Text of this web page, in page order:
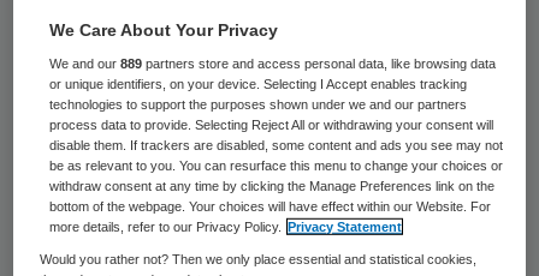
Het verzoek van curator Marie José Cools
om het bedrag niet uit te keren, maar te
verrekenen met de miljoenenclaim die nog
volgt is afgewezen,zo schrijft het
Financieel Dagblad. Broekhuizen spande
een kortgeding in om zijn geld op te eisen.
En hij won. De failliete zorginstelling moet
de vertrekpremie binnen twee weken
We Care About Your Privacy
We and our889 partners store and access personal data, like browsing data
or unique identifiers, on your device. Selecting I Accept enables tracking
technologies to support the purposes shown under we and our partners
process data to provide. Selecting Reject All or withdrawing your consent will
disable them. If trackers are disabled, some content and ads you see may not
be as relevant to you. You can resurface this menu to change your choices or
withdraw consent at any time by clicking the Manage Preferences link on the
bottom of the webpage. Your choices will have effect within our Website. For
more details, refer to our Privacy Policy.
Privacy Statement
Would you rather not? Then we only place essential and statistical cookies,